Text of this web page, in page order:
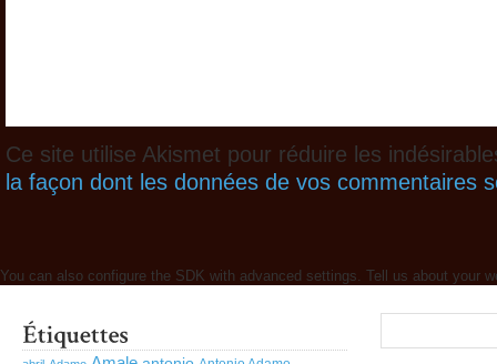
Ce site utilise Akismet pour réduire les
la façon dont les données de vos commentaires
You can also configure the SDK with advanced settings. Tell us about your